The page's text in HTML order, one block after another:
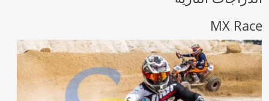
MX Race